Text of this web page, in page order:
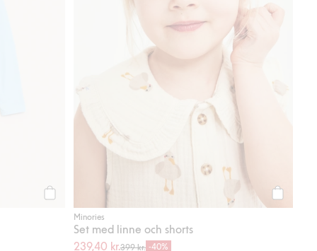
Köp
Minories
Set med linne och shorts
239,40 kr.399 kr. -40%